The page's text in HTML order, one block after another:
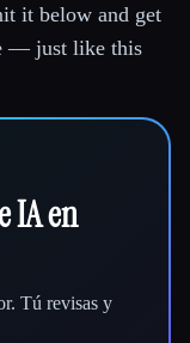
it below and get
— just like this
IA en
Tú revisas y